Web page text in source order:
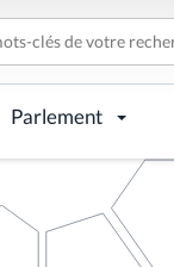
Parlement